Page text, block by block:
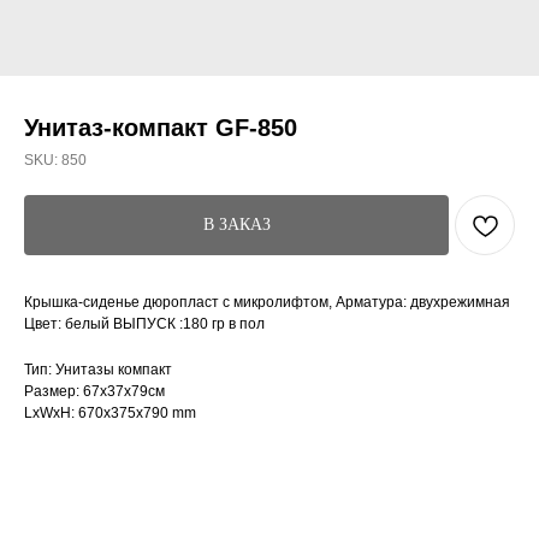
Унитаз-компакт GF-850
SKU: 850
В ЗАКАЗ
Крышка-сиденье дюропласт с микролифтом, Арматура: двухрежимная
Цвет: белый ВЫПУСК :180 гр в пол
Тип: Унитазы компакт
Размер: 67x37x79см
LxWxH: 670x375x790 mm